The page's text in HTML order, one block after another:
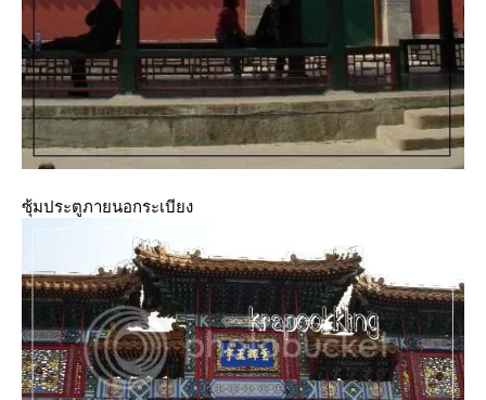
ซุ้มประตูภายนอกระเบียง